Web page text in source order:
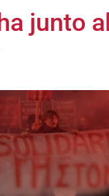
junto